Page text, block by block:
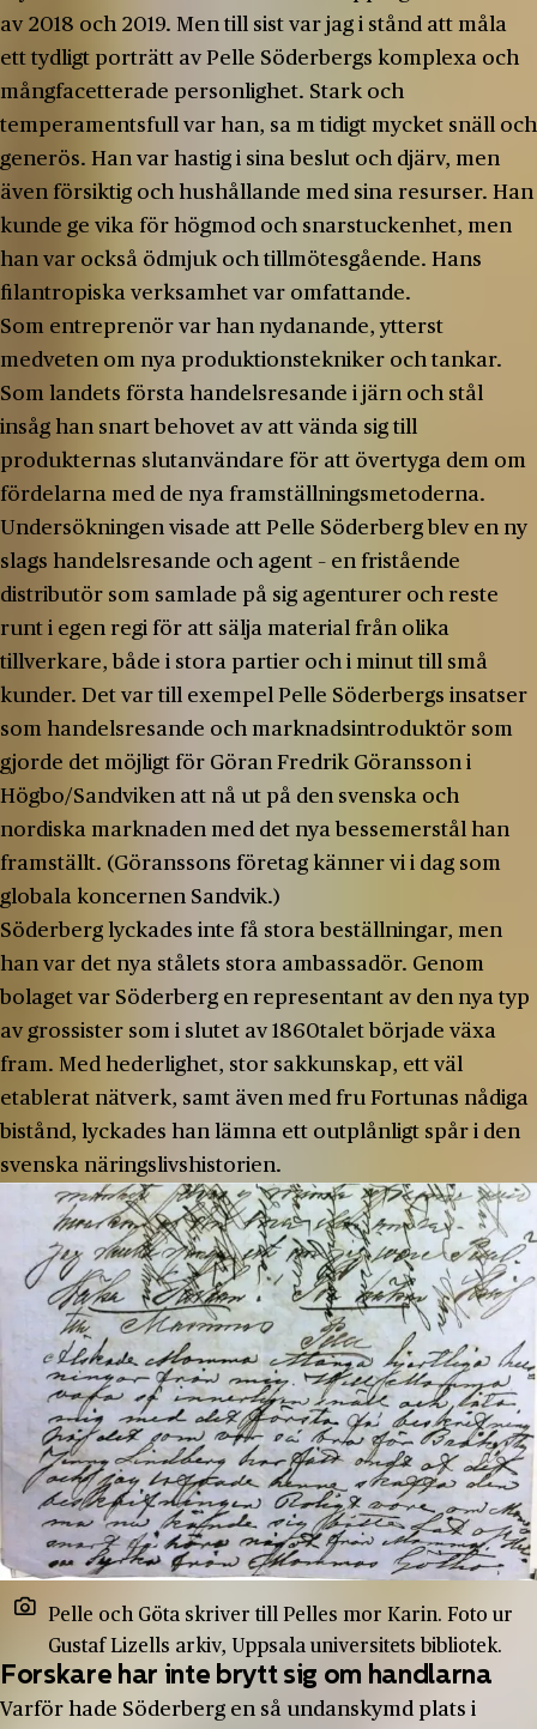
av 2018 och 2019. Men till sist var jag i stånd att måla
ett tydligt porträtt av Pelle Söderbergs komplexa och
mångfacetterade personlighet. Stark och
temperamentsfull var han, sa m tidigt mycket snäll och
generös. Han var hastig i sina beslut och djärv, men
även försiktig och hushållande med sina resurser. Han
kunde ge vika för högmod och snarstuckenhet, men
han var också ödmjuk och tillmötesgående. Hans
filantropiska verksamhet var omfattande.
Som entreprenör var han nydanande, ytterst
medveten om nya produktionstekniker och tankar.
Som landets första handelsresande i järn och stål
insåg han snart behovet av att vända sig till
produkternas slutanvändare för att övertyga dem om
fördelarna med de nya framställningsmetoderna.
Undersökningen visade att Pelle Söderberg blev en ny
slags handelsresande och agent – en fristående
distributör som samlade på sig agenturer och reste
runt i egen regi för att sälja material från olika
tillverkare, både i stora partier och i minut till små
kunder. Det var till exempel Pelle Söderbergs insatser
som handelsresande och marknadsintroduktör som
gjorde det möjligt för Göran Fredrik Göransson i
Högbo/Sandviken att nå ut på den svenska och
nordiska marknaden med det nya bessemerstål han
framställt. (Göranssons företag känner vi i dag som
globala koncernen Sandvik.)
Söderberg lyckades inte få stora beställningar, men
han var det nya stålets stora ambassadör. Genom
bolaget var Söderberg en representant av den nya typ
av grossister som i slutet av 1860­talet började växa
fram. Med hederlighet, stor sakkunskap, ett väl
etablerat nätverk, samt även med fru Fortunas nådiga
bistånd, lyckades han lämna ett outplånligt spår i den
svenska näringslivshistorien.
Pelle och Göta skriver till Pelles mor Karin. Foto ur
Gustaf Lizells arkiv, Uppsala universitets bibliotek.
Forskare har inte brytt sig om handlarna
Varför hade Söderberg en så undanskymd plats i